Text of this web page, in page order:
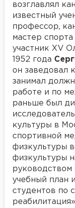
возглавлял
известный
профессор,
мастер
участник XV
1952 года
он заведовал
занимал
работе и по
раньше был
культуры в
спортивной
физкультуры
физкультуры
руководством
учебный план
студентов по